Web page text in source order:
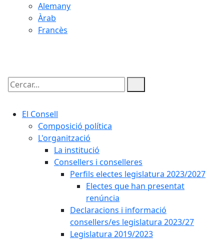
Alemany
Àrab
Francès
Cercar:
El Consell
Composició política
L'organització
La institució
Consellers i conselleres
Perfils electes legislatura 2023/2027
Electes que han presentat
renúncia
Declaracions i informació
consellers/es legislatura 2023/27
Legislatura 2019/2023